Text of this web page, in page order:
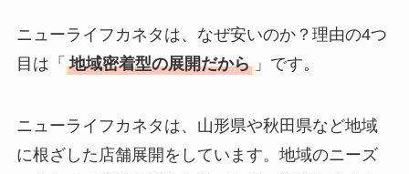
ニューライフカネタは、なぜ安いのか？理由の4つ
目は「 地域密着型の展開だから 」です。
ニューライフカネタは、山形県や秋田県など地域
に根ざした店舗展開をしています。地域のニーズ